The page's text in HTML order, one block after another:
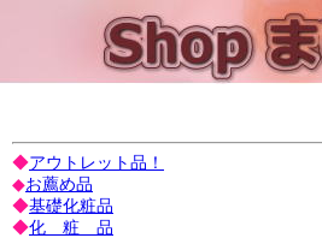
◆アウトレット品！
◆お薦め品
◆基礎化粧品
◆化 粧 品